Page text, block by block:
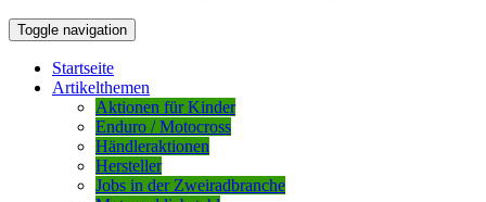
Toggle navigation
Startseite
Artikelthemen
Aktionen für Kinder
Enduro / Motocross
Händleraktionen
Hersteller
Jobs in der Zweiradbranche